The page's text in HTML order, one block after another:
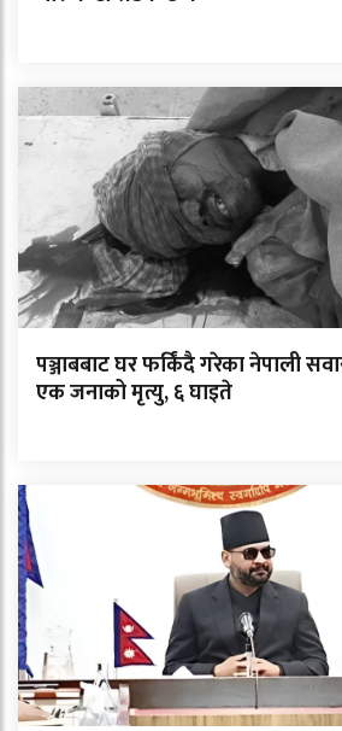
पञ्जाबबाट घर फर्किंदै गरेका नेपाली
एक जनाको मृत्यु, ६ घाइते